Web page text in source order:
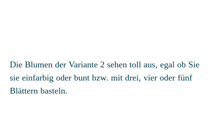
Die Blumen der Variante 2 sehen toll aus, egal ob Sie
sie einfarbig oder bunt bzw. mit drei, vier oder fünf
Blättern basteln.